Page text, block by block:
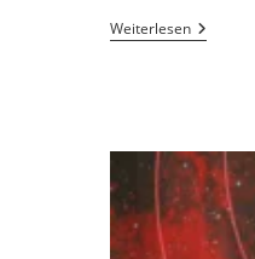
Weiterlesen